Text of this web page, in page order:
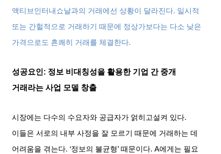
액티브인터내쇼날과의 거래에선 상황이 달라진다. 일시적
또는 간헐적으로 거래하기 때문에 정상가보다는 다소 낮은
가격으로도 흔쾌히 거래를 체결한다.
성공요인: 정보 비대칭성을 활용한 기업 간 중개
거래라는 사업 모델 창출
시장에는 다수의 수요자와 공급자가 얽히고설켜 있다.
이들은 서로의 내부 사정을 잘 모르기 때문에 거래하는 데
어려움을 겪는다. ‘정보의 불균형’때문이다. A에게는 필요